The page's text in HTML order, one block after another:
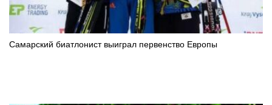
Самарский биатлонист выиграл первенство Европы